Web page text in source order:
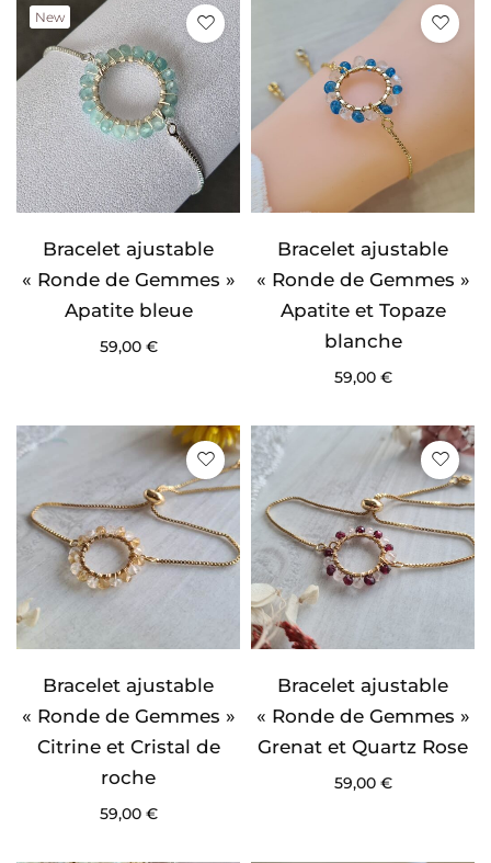
New
Bracelet ajustable
« Ronde de Gemmes »
Apatite bleue
59,00 €
Bracelet ajustable
« Ronde de Gemmes »
Apatite et Topaze
blanche
59,00 €
Bracelet ajustable
« Ronde de Gemmes »
Citrine et Cristal de
roche
59,00 €
Bracelet ajustable
« Ronde de Gemmes »
Grenat et Quartz Rose
59,00 €